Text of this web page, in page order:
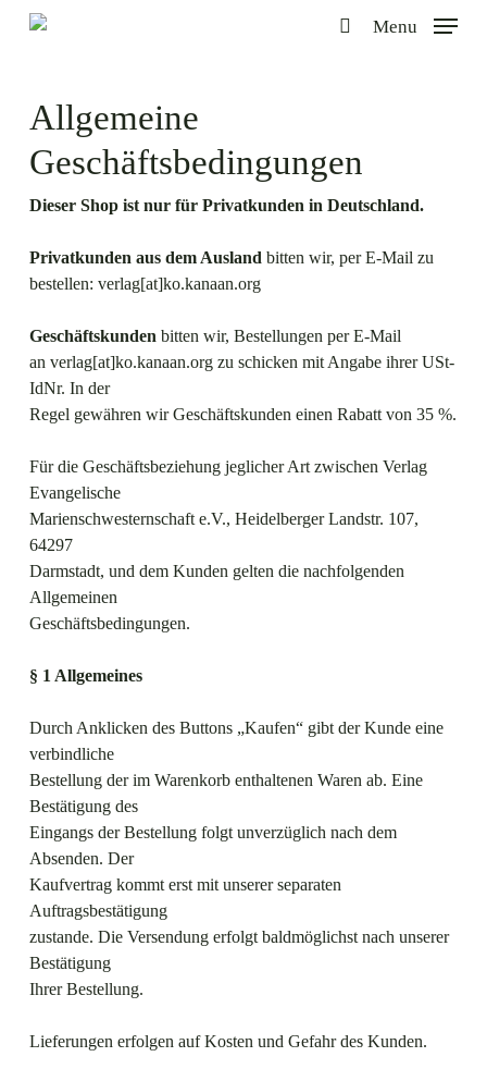
Skip
Menu
Allgemeine
Geschäftsbedingungen
Dieser Shop ist nur für Privatkunden in Deutschland.
Privatkunden aus dem Ausland bitten wir, per E-Mail zu
bestellen: verlag[at]ko.kanaan.org
Geschäftskunden bitten wir, Bestellungen per E-Mail
an verlag[at]ko.kanaan.org zu schicken mit Angabe ihrer USt-
IdNr. In der
Regel gewähren wir Geschäftskunden einen Rabatt von 35 %.
Für die Geschäftsbeziehung jeglicher Art zwischen Verlag
Evangelische
Marienschwesternschaft e.V., Heidelberger Landstr. 107,
64297
Darmstadt, und dem Kunden gelten die nachfolgenden
Allgemeinen
Geschäftsbedingungen.
§ 1 Allgemeines
Durch Anklicken des Buttons „Kaufen“ gibt der Kunde eine
verbindliche
Bestellung der im Warenkorb enthaltenen Waren ab. Eine
Bestätigung des
Eingangs der Bestellung folgt unverzüglich nach dem
Absenden. Der
Kaufvertrag kommt erst mit unserer separaten
Auftragsbestätigung
zustande. Die Versendung erfolgt baldmöglichst nach unserer
Bestätigung
Ihrer Bestellung.
Lieferungen erfolgen auf Kosten und Gefahr des Kunden.